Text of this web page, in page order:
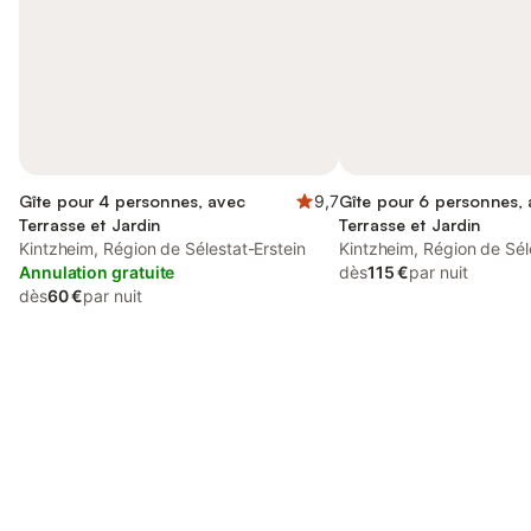
Gîte pour 4 personnes, avec
Terrasse et Jardin
9,7
Kintzheim, Région de Sélestat-Erstein
Annulation gratuite
dès60 €par nuit
Gîte pour 6 personnes,
Terrasse et Jardin
Kintzheim, Région de
dès115 €par nuit